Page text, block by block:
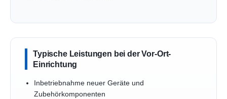
Typische Leistungen bei der Vor-Ort-
Einrichtung
Inbetriebnahme neuer Geräte und
Zubehörkomponenten